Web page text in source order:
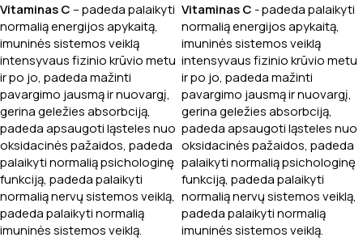
Vitaminas C – padeda palaikyti
normalią energijos apykaitą,
imuninės sistemos veiklą
intensyvaus fizinio krūvio metu
ir po jo, padeda mažinti
pavargimo jausmą ir nuovargį,
gerina geležies absorbciją,
padeda apsaugoti ląsteles nuo
oksidacinės pažaidos, padeda
palaikyti normalią psichologinę
funkciją, padeda palaikyti
normalią nervų sistemos veiklą,
padeda palaikyti normalią
imuninės sistemos veiklą.
Vitaminas C - padeda palaikyti
normalią energijos apykaitą,
imuninės sistemos veiklą
intensyvaus fizinio krūvio metu
ir po jo, padeda mažinti
pavargimo jausmą ir nuovargį,
gerina geležies absorbciją,
padeda apsaugoti ląsteles nuo
oksidacinės pažaidos, padeda
palaikyti normalią psichologinę
funkciją, padeda palaikyti
normalią nervų sistemos veiklą,
padeda palaikyti normalią
imuninės sistemos veiklą.